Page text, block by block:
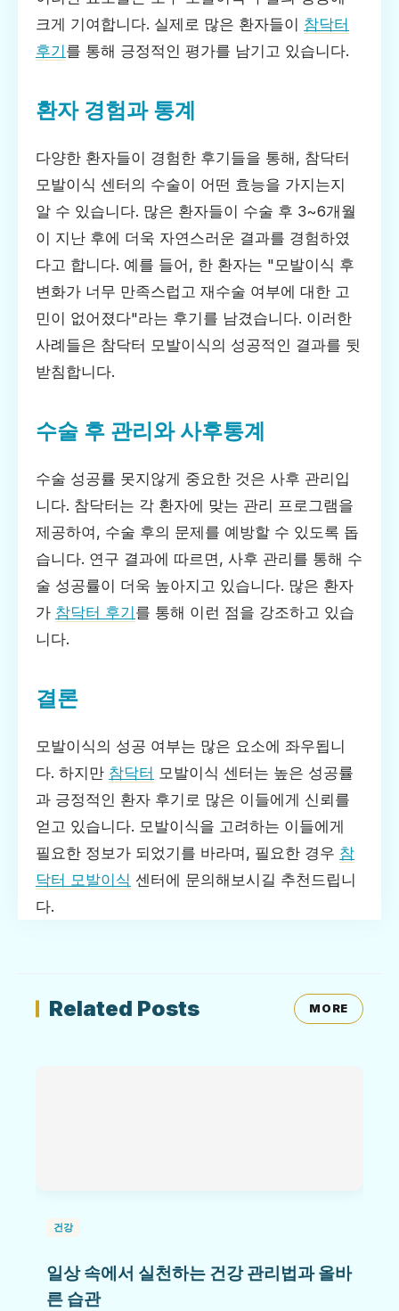
크게 기여합니다. 실제로 많은 환자들이 참닥터
후기 를 통해 긍정적인 평가를 남기고 있습니다.
환자 경험과 통계
다양한 환자들이 경험한 후기들을 통해, 참닥터
모발이식 센터의 수술이 어떤 효능을 가지는지
알 수 있습니다. 많은 환자들이 수술 후 3~6개월
이 지난 후에 더욱 자연스러운 결과를 경험하였
다고 합니다. 예를 들어, 한 환자는 "모발이식 후
변화가 너무 만족스럽고 재수술 여부에 대한 고
민이 없어졌다"라는 후기를 남겼습니다. 이러한
사례들은 참닥터 모발이식의 성공적인 결과를 뒷
받침합니다.
수술 후 관리와 사후통계
수술 성공률 못지않게 중요한 것은 사후 관리입
니다. 참닥터는 각 환자에 맞는 관리 프로그램을
제공하여, 수술 후의 문제를 예방할 수 있도록 돕
습니다. 연구 결과에 따르면, 사후 관리를 통해 수
술 성공률이 더욱 높아지고 있습니다. 많은 환자
가 참닥터 후기를 통해 이런 점을 강조하고 있습
니다.
결론
모발이식의 성공 여부는 많은 요소에 좌우됩니
다. 하지만 참닥터 모발이식 센터는 높은 성공률
과 긍정적인 환자 후기로 많은 이들에게 신뢰를
얻고 있습니다. 모발이식을 고려하는 이들에게
필요한 정보가 되었기를 바라며, 필요한 경우 참
닥터 모발이식 센터에 문의해보시길 추천드립니
다.
Related Posts MORE
건강
일상 속에서 실천하는 건강 관리법과 올바
른 습관